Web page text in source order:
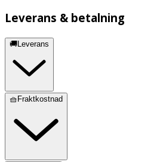
Leverans & betalning
🚚Leverans
🧺Fraktkostnad